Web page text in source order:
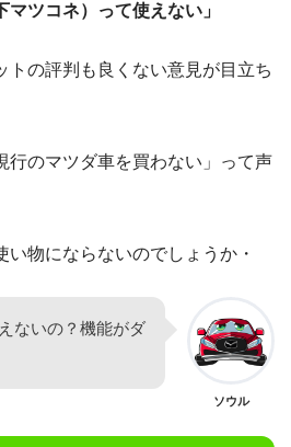
マツコネ）って使えない」
トの評判も良くない意見が目立ち
行のマツダ車を買わない」って声
い物にならないのでしょうか・
ないの？機能がダ
ソウル